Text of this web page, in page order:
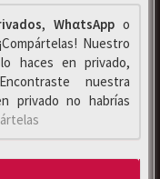
, WhαtsAppo
Nuestro
haces en privado,
nuestra
privado no habrías